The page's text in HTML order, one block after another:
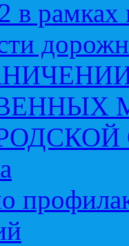
рамках